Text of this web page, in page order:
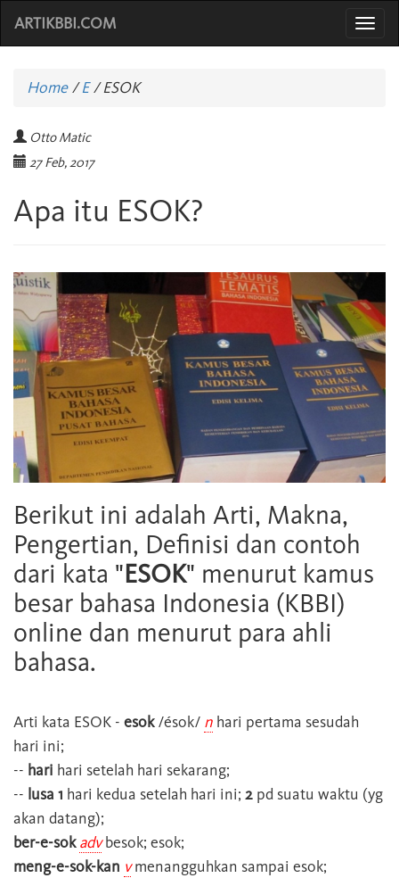
ARTIKBBI.COM
Home/E /ESOK
Otto Matic
27 Feb, 2017
Apa itu ESOK?
Berikut ini adalah Arti, Makna,
Pengertian, Definisi dan contoh
dari kata "ESOK" menurut kamus
besar bahasa Indonesia (KBBI)
online dan menurut para ahli
bahasa.
Arti kata ESOK - esok/ésok/ n hari pertama sesudah
hari ini;
-- hari hari setelah hari sekarang;
-- lusa 1 hari kedua setelah hari ini; 2 pd suatu waktu (yg
akan datang);
ber-e-sok advbesok; esok;
meng-e-sok-kan vmenangguhkan sampai esok;